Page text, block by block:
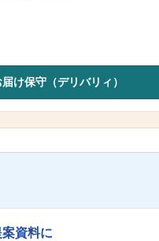
け保守（デリバリィ）
案資料に